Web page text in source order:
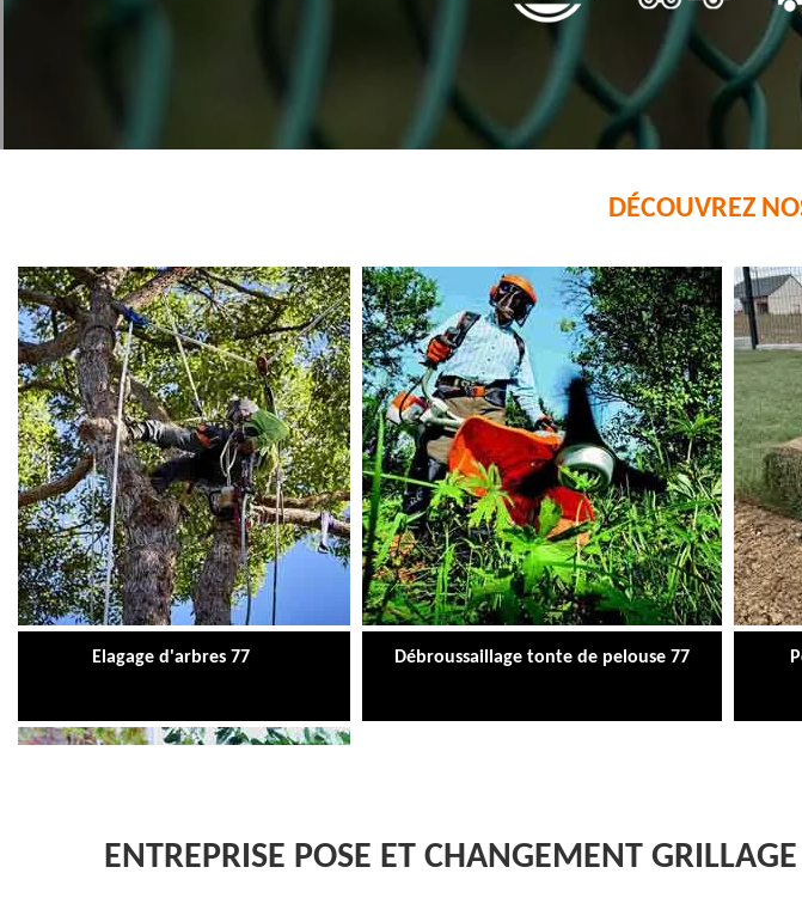
DÉCOUVREZ
Elagage d'arbres 77 Débroussaillage tonte de pelouse 77
ENTREPRISE POSE ET CHANGEMENT